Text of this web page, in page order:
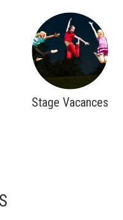
Stage Vacances